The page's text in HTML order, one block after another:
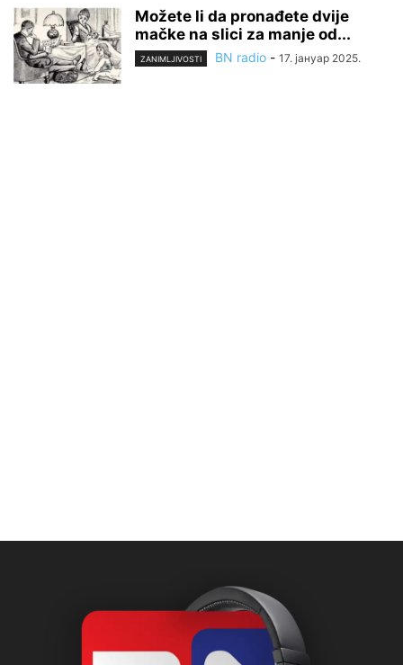
Možete li da pronađete dvije
mačke na slici za manje od...
ZANIMLJIVOSTI BN radio - 17. јануар 2025.